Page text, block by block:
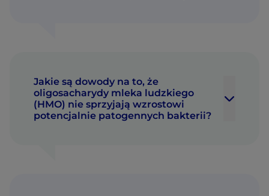
Jakie są dowody na to, że
oligosacharydy mleka ludzkiego
(HMO) nie sprzyjają wzrostowi
potencjalnie patogennych bakterii?